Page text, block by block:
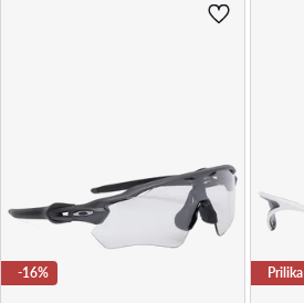
-16% Prilika